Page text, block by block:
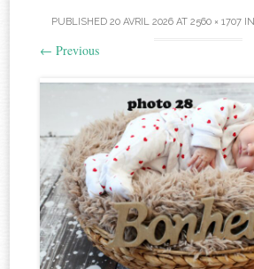
PUBLISHED 20 AVRIL 2026AT 2560 × 1707IN
← Previous